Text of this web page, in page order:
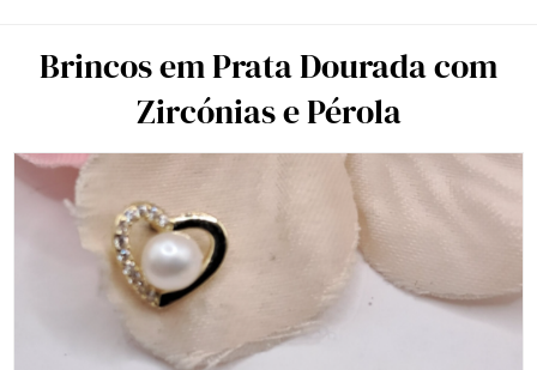
Brincos em Prata Dourada com
Zircónias e Pérola